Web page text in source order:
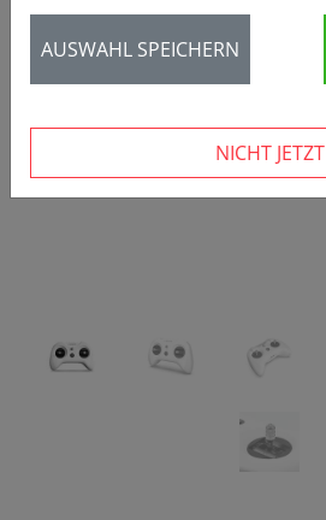
‹
AUSWAHL SPEICHERN
NICHT JETZT